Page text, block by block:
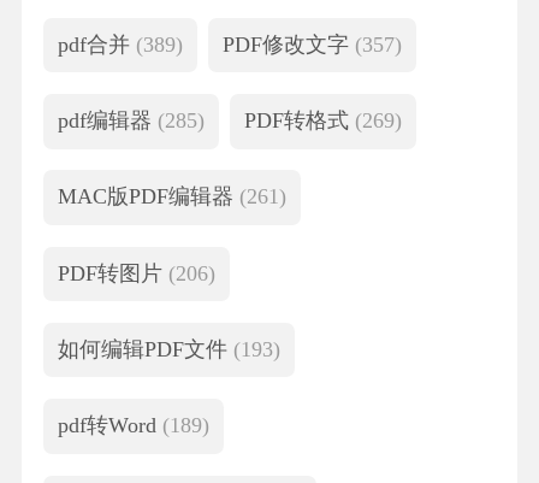
pdf合并 (389) PDF修改文字 (357)
pdf编辑器 (285) PDF转格式 (269)
MAC版PDF编辑器 (261)
PDF转图片 (206)
如何编辑PDF文件 (193)
pdf转Word (189)